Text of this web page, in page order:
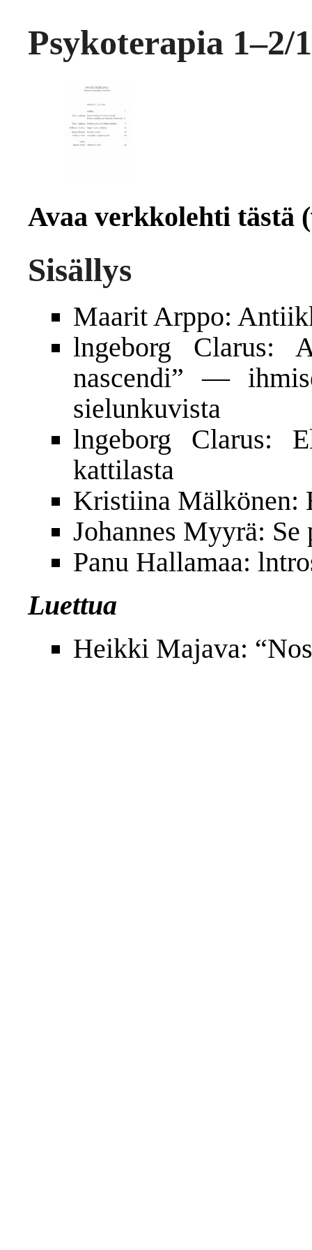
Psykoterapia 1–2/
Avaa verkkolehti tästä
Sisällys
Maarit Arppo:
lngeborg Clarus:
nascendi” —
sielunkuvista
lngeborg Clarus:
kattilasta
Kristiina Mälkönen:
Johannes Myyrä: Se
Panu Hallamaa:
Luettua
Heikki Majava: